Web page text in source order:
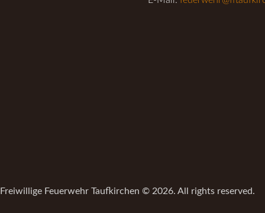
Freiwillige Feuerwehr Taufkirchen © 2026. All rights reserved.